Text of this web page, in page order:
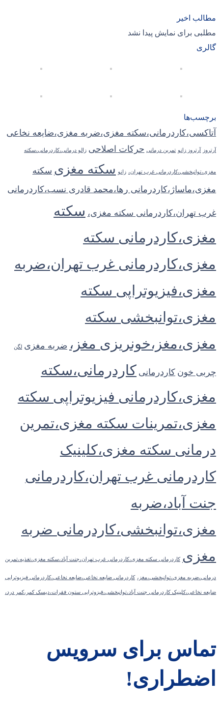
مطالب اخیر
مطلبی برای نمایش پیدا نشد
گالری
برچسب‌ها
آتاکسی،کاردرمانی،سکته مغزی،ضربه مغزی،ضایعه نخاعی
آرتروز آرتروز زانو تمرین درمانی حرکات اصلاحی زالو درمانی،کاردرمانی،سکته
مغزی،توانبخشی،کاردرمانی غرب تهران، زانو سکته مغزی سکته
مغزی،ماساژ،کاردرمانی رها،محمد قادری نسب،کاردرمانی
غرب تهران،کاردرمانی سکته مغزی، سکته
مغزی،کاردرمانی سکته
مغزی،کاردرمانی غرب تهران،ضربه
مغزی،فیزیوتراپی سکته
مغزی،توانبخشی سکته
مغزی،مغز،خونریزی مغز، ضربه مغزی لگن
چربی خون کاردرمانی کاردرمانی،سکته
مغزی،کاردرمانی فیزیوتراپی سکته
مغزی،تمرینات سکته مغزی،تمرین
درمانی سکته مغزی،کلینیک
کاردرمانی غرب تهران،کاردرمانی
جنت آباد،ضربه
مغزی،توانبخشی،کاردرمانی ضربه
مغزی کاردرمانی سکته مغزی،کاردرمانی غرب تهران،جنت آباد،سکته مغزی،تغذیه،تمرین
درمانی،ضربه مغزی،توانبخشی،مغز، کاردرمانی ضایعه نخاعی،ضایعه نخاعی،کاردرمانی فیزیوتراپی
ضایعه نخاعی،کلینیک کاردرمانی جنت آباد،توانبخشی،فیزوتراپی ستون فقرات،دیسک کمر،کمر درد،
تماس برای سرویس
اضطراری!